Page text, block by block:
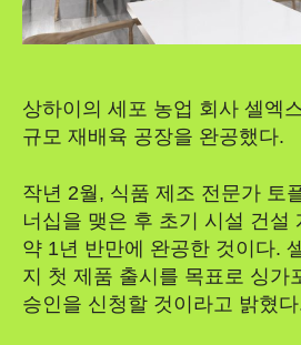
상하이의 세포 농업 회사 셀엑
규모 재배육 공장을 완공했다.
작년 2월, 식품 제조 전문가 토
너십을 맺은 후 초기 시설 건설
약 1년 반만에 완공한 것이다.
지 첫 제품 출시를 목표로 싱가
승인을 신청할 것이라고 밝혔